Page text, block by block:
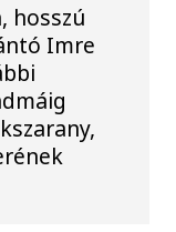
hosszú
Imre